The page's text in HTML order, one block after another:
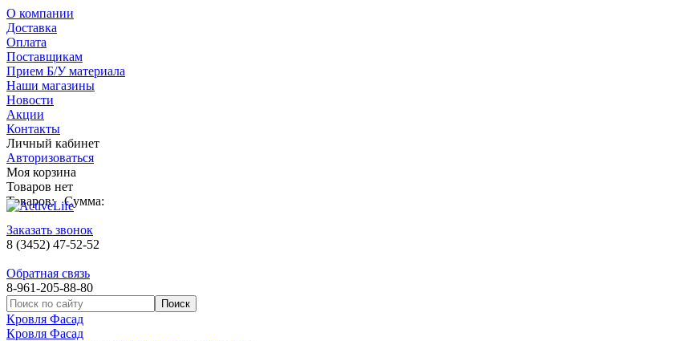
О компании
Доставка
Оплата
Поставщикам
Прием Б/У материала
Наши магазины
Новости
Акции
Контакты
Личный кабинет
Авторизоваться
Моя корзина
Товаров нет
Товаров: Сумма:
Заказать звонок
8 (3452) 47-52-52
Обратная связь
8-961-205-88-80
Кровля Фасад
Кровля Фасад